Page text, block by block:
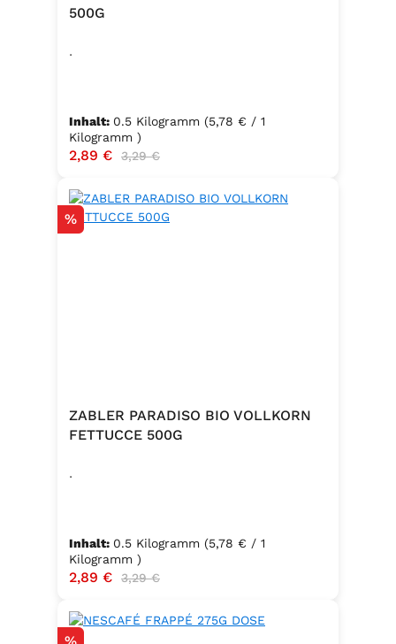
500G
.
Inhalt: 0.5 Kilogramm (5,78 € / 1
Kilogramm )
Verkaufspreis:
2,89 € Regulärer Preis:
3,29 €
Rabatt
%
ZABLER PARADISO BIO VOLLKORN
FETTUCCE 500G
.
Inhalt: 0.5 Kilogramm (5,78 € / 1
Kilogramm )
Verkaufspreis:
2,89 € Regulärer Preis:
3,29 €
Rabatt
%